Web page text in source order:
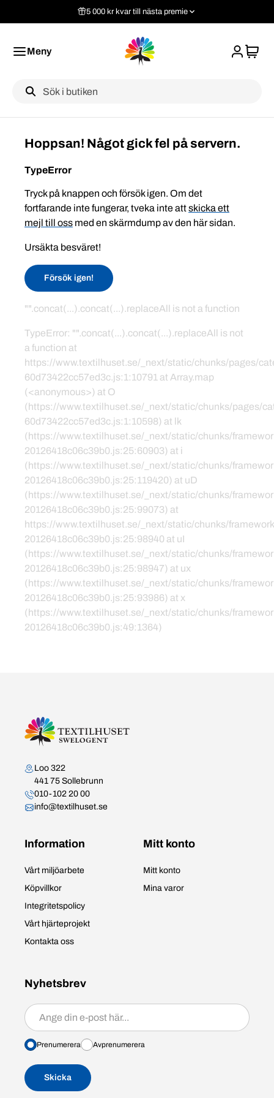
5 000 kr kvar till nästa premie
Meny
Label
Hoppsan! Något gick fel på servern.
TypeError
Tryck på knappen och försök igen. Om det
fortfarande inte fungerar, tveka inte attskicka ett
mejl till oss med en skärmdump av den här sidan.
Ursäkta besväret!
Försök igen!
"".concat(...).concat(...).replaceAll is not a function
TypeError: "".concat(...).concat(...).replaceAll is not
a function at
https://www.textilhuset.se/_next/static/chunks/pages/
60d73422cc57ed3c.js:1:10791 at Array.map
(<anonymous>) at O
(https://www.textilhuset.se/_next/static/chunks/pages/
60d73422cc57ed3c.js:1:10598) at lk
(https://www.textilhuset.se/_next/static/chunks/
20126418c06c39b0.js:25:60903) at i
(https://www.textilhuset.se/_next/static/chunks/
20126418c06c39b0.js:25:119420) at uD
(https://www.textilhuset.se/_next/static/chunks/
20126418c06c39b0.js:25:99073) at
https://www.textilhuset.se/_next/static/chunks/
20126418c06c39b0.js:25:98940 at uI
(https://www.textilhuset.se/_next/static/chunks/
20126418c06c39b0.js:25:98947) at ux
(https://www.textilhuset.se/_next/static/chunks/
20126418c06c39b0.js:25:93986) at x
(https://www.textilhuset.se/_next/static/chunks/
20126418c06c39b0.js:49:1364)
Kontakta oss
Loo 322
441 75 Sollebrunn
010-102 20 00
info@textilhuset.se
Information
Vårt miljöarbete
Köpvillkor
Integritetspolicy
Vårt hjärteprojekt
Kontakta oss
Mitt konto
Mitt konto
Mina varor
Nyhetsbrev
Prenumerera/avprenumerera
Prenumerera Avprenumerera
Skicka